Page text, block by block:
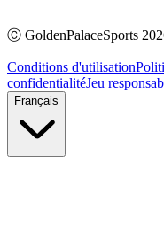
Ⓒ GoldenPalaceSports
Conditions d'utilisation
confidentialitéJeu
Français